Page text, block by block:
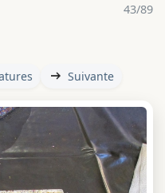
43/89
Suivante